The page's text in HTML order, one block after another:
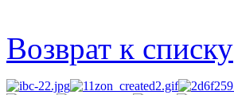
Возврат к списку